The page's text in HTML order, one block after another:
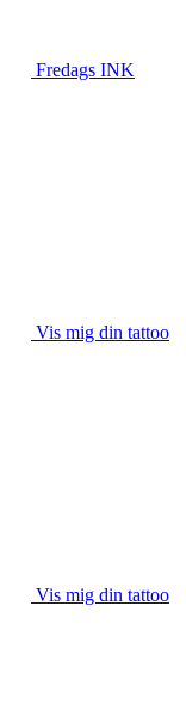
Fredags INK
Vis mig din tattoo
Vis mig din tattoo